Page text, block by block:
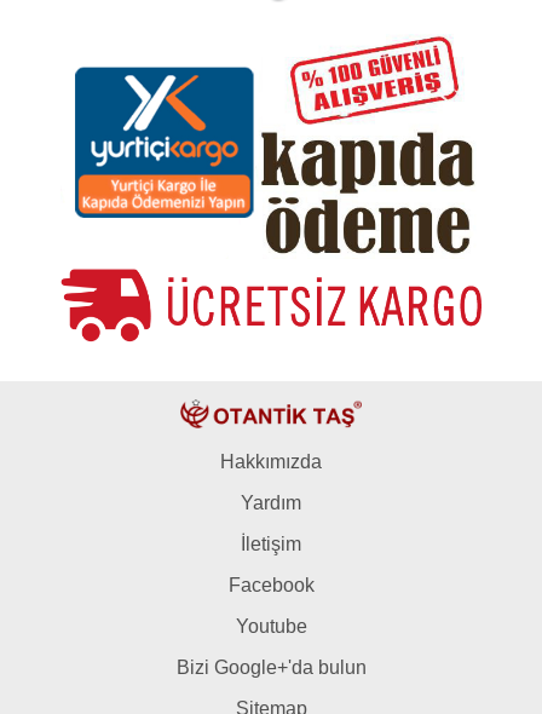
Hakkımızda
Yardım
İletişim
Facebook
Youtube
Bizi Google+'da bulun
Sitemap